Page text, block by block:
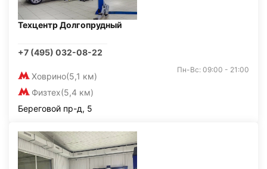
Техцентр Долгопрудный
+7 (495) 032-08-22
Ховрино(5,1 км)
Физтех(5,4 км)
Пн-Вс: 09:00 - 21:00
Береговой пр-д, 5